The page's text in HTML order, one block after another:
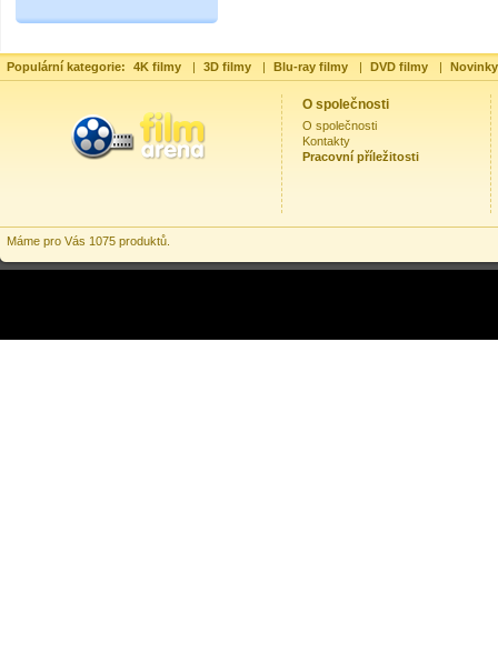
Populární kategorie: 4K filmy | 3D filmy | Blu-ray filmy | DVD filmy |
O společnosti
O společnosti
Kontakty
Pracovní příležitosti
Máme pro Vás 1075 produktů.